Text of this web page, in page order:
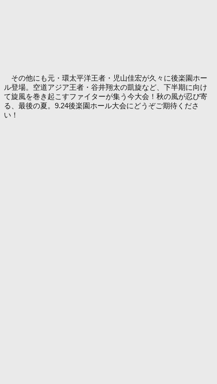
その他にも元・環太平洋王者・児山佳宏が久々に後楽園ホー
ル登場。空道アジア王者・谷井翔太の凱旋など、下半期に向け
て旋風を巻き起こすファイターが集う今大会！秋の風が忍び寄
る、最後の夏。9.24後楽園ホール大会にどうぞご期待くださ
い！